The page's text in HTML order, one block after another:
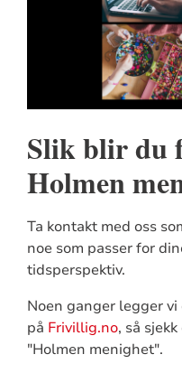
Slik blir du
Holmen
Ta kontakt med oss
noe som passer for
tidsperspektiv.
Noen ganger legger
på Frivillig.no, så
"Holmen menighet".